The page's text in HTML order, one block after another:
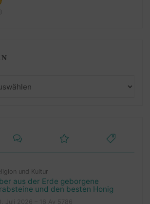
und Kultur
aus der Erde geborgene
und den besten Honig